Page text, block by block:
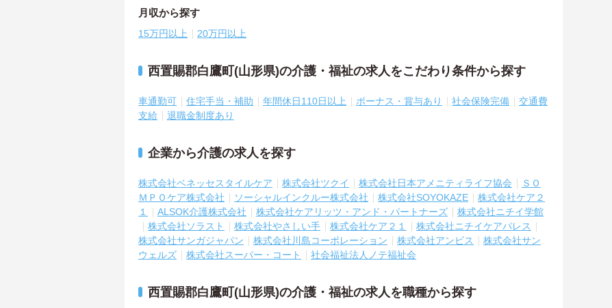
月収から探す
15万円以上 20万円以上
西置賜郡白鷹町(山形県)の介護・福祉の求人をこだわり条件から探す
車通勤可 住宅手当・補助 年間休日110日以上 ボーナス・賞与あり 社会保険完備
交通費
支給
退職金制度あり
企業から介護の求人を探す
株式会社ベネッセスタイルケア 株式会社ツクイ 株式会社日本アメニティライフ協会
ＳＯ
ＭＰＯケア株式会社
ソーシャルインクルー株式会社 株式会社SOYOKAZE
株式会社ケア２
１
ALSOK介護株式会社 株式会社ケアリッツ・アンド・パートナーズ
株式会社ニチイ学館
株式会社ソラスト
株式会社やさしい手 株式会社ケア２１
株式会社ニチイケアパレス
株式会社サンガジャパン
株式会社川島コーポレーション 株式会社アンビス
株式会社サン
ウェルズ
株式会社スーパー・コート 社会福祉法人ノテ福祉会
西置賜郡白鷹町(山形県)の介護・福祉の求人を職種から探す